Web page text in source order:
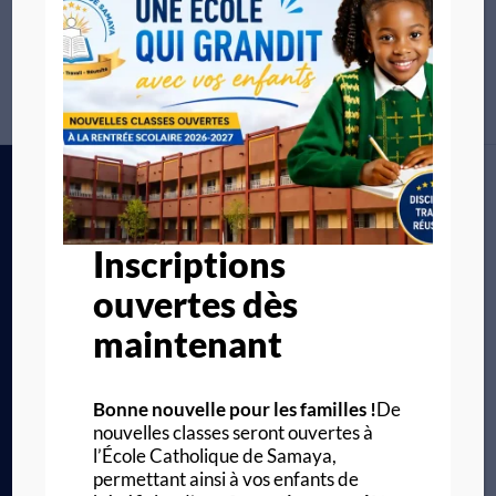
Inscriptions
ouvertes dès
maintenant
Bonne nouvelle pour les familles !De
nouvelles classes seront ouvertes à
l’École Catholique de Samaya,
permettant ainsi à vos enfants de